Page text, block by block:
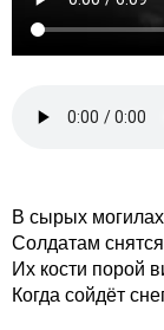
В сырых
Солдатам
Их кости порой
Когда сойдёт